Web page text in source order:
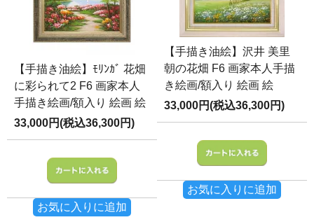
【手描き油絵】ﾓﾘﾝｶﾞ 花畑
に彩られて2 F6 画家本人
手描き絵画/額入り 絵画 絵
33,000円(税込36,300円)
お気に入りに追加
【手描き油絵】沢井 美里
朝の花畑 F6 画家本人手描
き絵画/額入り 絵画 絵
33,000円(税込36,300円)
お気に入りに追加